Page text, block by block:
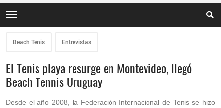
Beach Tenis Entrevistas
El Tenis playa resurge en Montevideo, llegó
Beach Tennis Uruguay
Desde el año 2008, la Federación Internacional de Tenis se hizo